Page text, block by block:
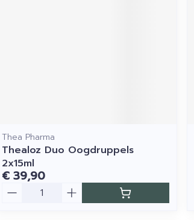
Thea Pharma
Thealoz Duo Oogdruppels
2x15ml
€ 39,90